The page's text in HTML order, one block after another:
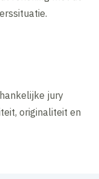
jury
originaliteit en